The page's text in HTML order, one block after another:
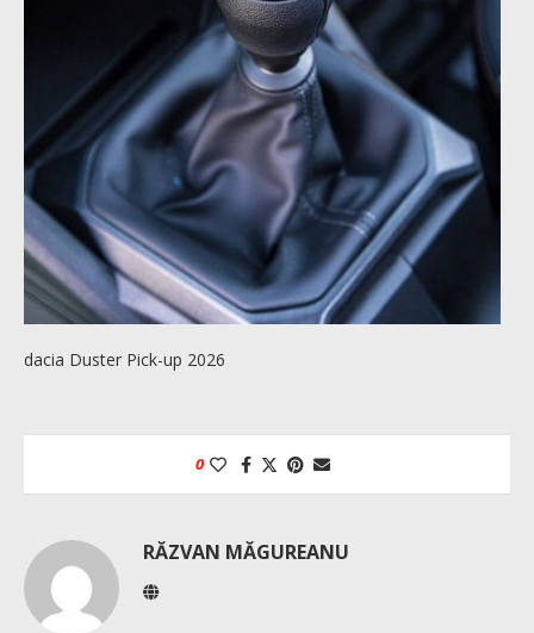
dacia Duster Pick-up 2026
0
RĂZVAN MĂGUREANU